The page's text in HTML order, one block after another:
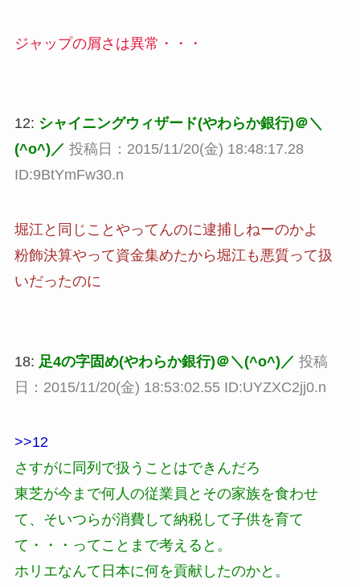
ジャップの屑さは異常・・・
12: シャイニングウィザード(やわらか銀行)＠＼
(^o^)／ 投稿日：2015/11/20(金) 18:48:17.28
ID:9BtYmFw30.n
堀江と同じことやってんのに逮捕しねーのかよ
粉飾決算やって資金集めたから堀江も悪質って扱
いだったのに
18: 足4の字固め(やわらか銀行)＠＼(^o^)／ 投稿
日：2015/11/20(金) 18:53:02.55 ID:UYZXC2jj0.n
>>12
さすがに同列で扱うことはできんだろ
東芝が今まで何人の従業員とその家族を食わせ
て、そいつらが消費して納税して子供を育て
て・・・ってことまで考えると。
ホリエなんて日本に何を貢献したのかと。